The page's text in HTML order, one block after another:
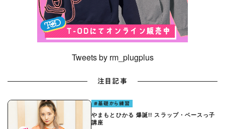
Tweets by rm_plugplus
注目記事
#基礎から練習
やまもとひかる 爆誕!! スラップ・ベースっ子
講座